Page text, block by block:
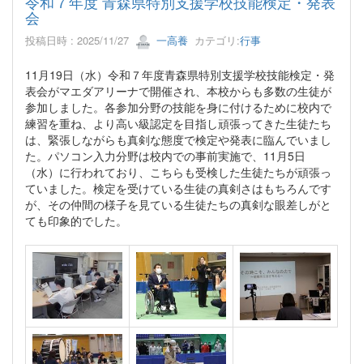
会
投稿日時 : 2025/11/27 一高養 カテゴリ:行事
11月19日（水）令和７年度青森県特別支援学校技能検定・発
表会がマエダアリーナで開催され、本校からも多数の生徒が
参加しました。各参加分野の技能を身に付けるために校内で
練習を重ね、より高い級認定を目指し頑張ってきた生徒たち
は、緊張しながらも真剣な態度で検定や発表に臨んでいまし
た。パソコン入力分野は校内での事前実施で、11月5日
（水）に行われており、こちらも受検した生徒たちが頑張っ
ていました。検定を受けている生徒の真剣さはもちろんです
が、その仲間の様子を見ている生徒たちの真剣な眼差しがと
ても印象的でした。